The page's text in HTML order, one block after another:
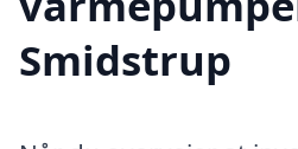
Smidstrup